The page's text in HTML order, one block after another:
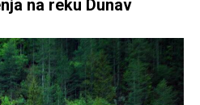
na reku Dunav